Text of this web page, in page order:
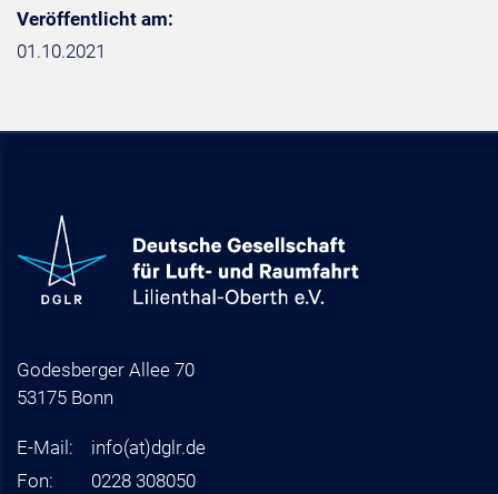
Veröffentlicht am:
01.10.2021
Godesberger Allee 70
53175 Bonn
E-Mail: info(at)dglr.de
Fon:
0228 308050